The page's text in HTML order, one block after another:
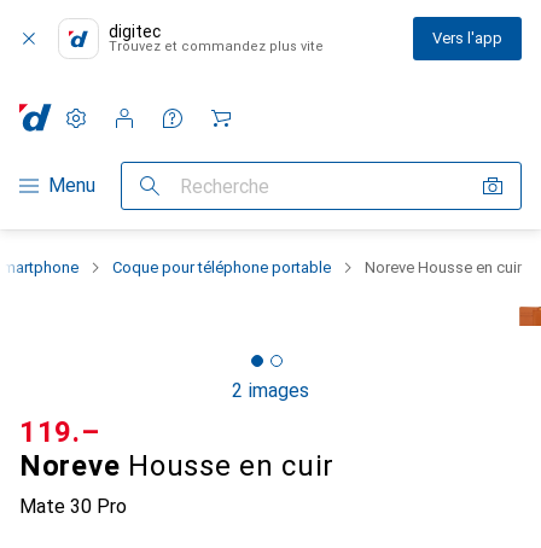
digitec
Trouvez et commandez plus vite Vers l'app
Navigation par catégorie
Menu Recherche
Paramètres
Compte client
Listes de comparaison
Listes d'envies
Panier
Coque pour téléphone portable Noreve Housse en cuir
2 images
Noreve Housse en cuir
Mate 30 Pro
CHF
119.–